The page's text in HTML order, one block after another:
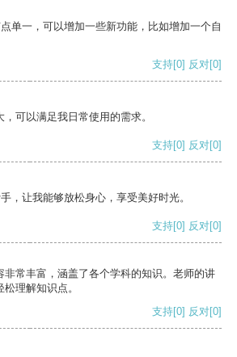
单一，可以增加一些新功能，比如增加一个自
支持[0] 反对[0]
可以满足我日常使用的需求。
支持[0] 反对[0]
，让我能够放松身心，享受美好时光。
支持[0] 反对[0]
非常丰富，涵盖了各个学科的知识。老师的讲
理解知识点。
支持[0] 反对[0]